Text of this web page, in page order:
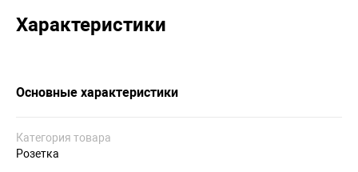
Характеристики
Основные характеристики
Категория товара
Розетка